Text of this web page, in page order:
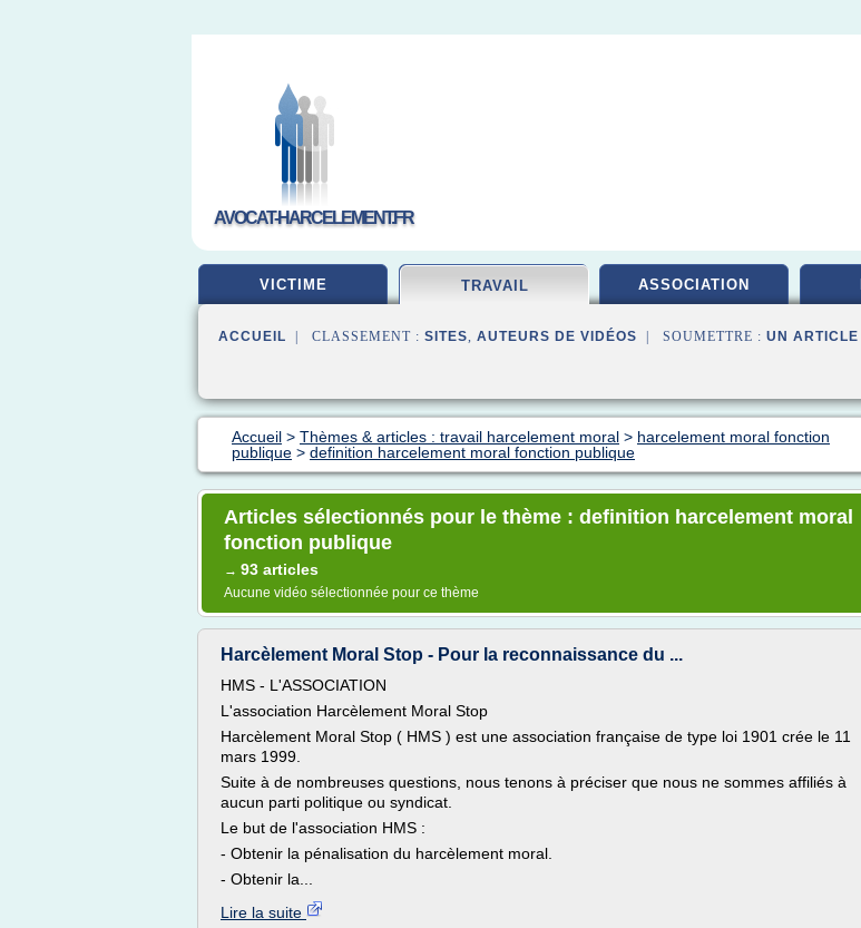
AVOCAT-HARCELEMENT.FR
VICTIME TRAVAIL ASSOCIATION
ACCUEIL | CLASSEMENT : SITES, AUTEURS DE VIDÉOS | SOUMETTRE : UN ARTICLE
Accueil > Thèmes & articles : travail harcelement moral > harcelement moral fonction
publique > definition harcelement moral fonction publique
Articles sélectionnés pour le thème : definition harcelement moral
fonction publique
→ 93 articles
Aucune vidéo sélectionnée pour ce thème
Harcèlement Moral Stop - Pour la reconnaissance du ...
HMS - L'ASSOCIATION
L'association Harcèlement Moral Stop
Harcèlement Moral Stop ( HMS ) est une association française de type loi 1901 crée le 11
mars 1999.
Suite à de nombreuses questions, nous tenons à préciser que nous ne sommes affiliés à
aucun parti politique ou syndicat.
Le but de l'association HMS :
- Obtenir la pénalisation du harcèlement moral.
- Obtenir la...
Lire la suite